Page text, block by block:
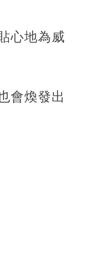
心地為威
會煥發出